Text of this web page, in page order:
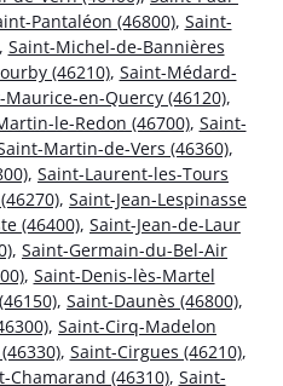
Pantaléon (46800), Saint-
Saint-Michel-de-Bannières
(46210), Saint-Médard-
Maurice-en-Quercy (46120),
le-Redon (46700), Saint-
Martin-de-Vers (46360),
, Saint-Laurent-les-Tours
, Saint-Jean-Lespinasse
(46400), Saint-Jean-de-Laur
, Saint-Germain-du-Bel-Air
, Saint-Denis-lès-Martel
, Saint-Daunès (46800),
, Saint-Cirq-Madelon
, Saint-Cirgues (46210),
Chamarand (46310), Saint-